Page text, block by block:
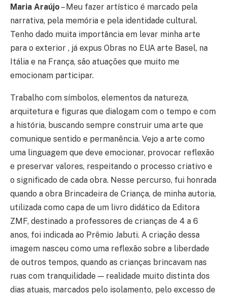
Maria Araújo – Meu fazer artístico é marcado pela
narrativa, pela memória e pela identidade cultural.
Tenho dado muita importância em levar minha arte
para o exterior , já expus Obras no EUA arte Basel, na
Itália e na França, são atuações que muito me
emocionam participar.
Trabalho com símbolos, elementos da natureza,
arquitetura e figuras que dialogam com o tempo e com
a história, buscando sempre construir uma arte que
comunique sentido e permanência. Vejo a arte como
uma linguagem que deve emocionar, provocar reflexão
e preservar valores, respeitando o processo criativo e
o significado de cada obra. Nesse percurso, fui honrada
quando a obra Brincadeira de Criança, de minha autoria,
utilizada como capa de um livro didático da Editora
ZMF, destinado a professores de crianças de 4 a 6
anos, foi indicada ao Prêmio Jabuti. A criação dessa
imagem nasceu como uma reflexão sobre a liberdade
de outros tempos, quando as crianças brincavam nas
ruas com tranquilidade — realidade muito distinta dos
dias atuais, marcados pelo isolamento, pelo excesso de